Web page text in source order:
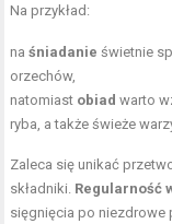
Na przykład:
naśniadanie świetnie
orzechów,
natomiast obiad warto
ryba, a także świeże
Zaleca się unikać
składniki. Regularność
sięgnięcia po niezdrowe